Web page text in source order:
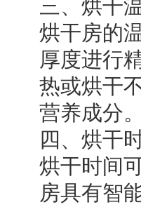
三、烘干
烘干房的
厚度进行
热或烘干
营养成分
四、烘干
烘干时间
房具有智